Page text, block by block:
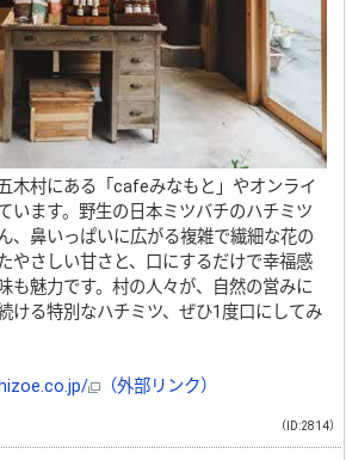
木村にある「cafeみなもと」やオンライ
います。野生の日本ミツバチのハチミツ
、鼻いっぱいに広がる複雑で繊細な花の
やさしい甘さと、口にするだけで幸福感
も魅力です。村の人々が、自然の営みに
ける特別なハチミツ、ぜひ1度口にしてみ
（外部リンク）
（ID:2814）